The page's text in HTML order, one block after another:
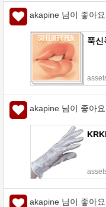
akapine 님이 좋아
푹신
akapine 님이 좋아
akapine 님이 좋아